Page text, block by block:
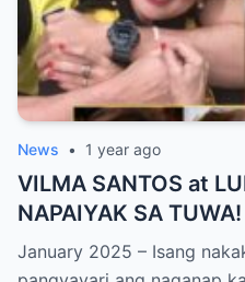
News • 1 year ago
VILMA SANTOS at
NAPAIYAK SA
NAGSALITA ng
— Jessy Mendiola,
January 2025 – Isang